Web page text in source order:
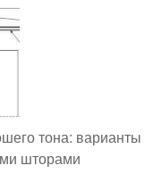
тона: варианты
шторами